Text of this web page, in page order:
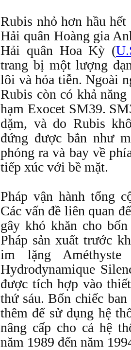
Rubis nhỏ hơn hầu
Hải quân Hoàng gia
Hải quân Hoa Kỳ (
trang bị một lượng
lôi và hỏa tiễn. Ngoài
Rubis còn có khả
hạm Exocet SM39.
dặm, và do Rubis
đứng được bắn như
phóng ra và bay về
tiếp xúc với bề mặt.
Pháp vận hành tổng
Các vấn đề liên quan
gây khó khăn cho
Pháp sản xuất trước
im lặng Améthyste
Hydrodynamique
được tích hợp vào
thứ sáu. Bốn chiếc
thêm để sử dụng hệ
nâng cấp cho cả hệ
năm 1989 đến năm